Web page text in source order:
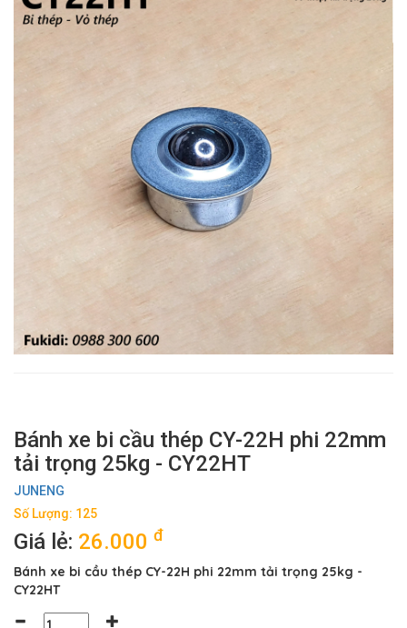
Bánh xe bi cầu thép CY-22H phi 22mm
tải trọng 25kg - CY22HT
JUNENG
Số Lượng: 125
Giá lẻ: 26.000 đ
Bánh xe bi cầu thép CY-22H phi 22mm tải trọng 25kg -
CY22HT